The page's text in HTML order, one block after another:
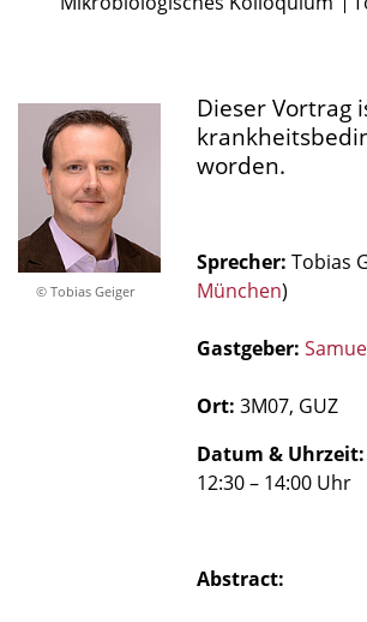
© Tobias Geiger
Dieser Vortrag
worden.
Sprecher: Tobias
München)
Gastgeber:
Ort: 3M07, GUZ
Datum & Uhrzeit:
12:30 – 14:00 Uhr
Abstract: